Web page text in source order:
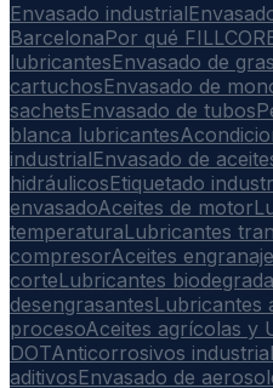
Envasado industrial
BarcelonaPor qué
lubricantesEnvasado de
cartuchosEnvasado de
sachetsEnvasado de tubos
blanca lubricantes
industrialEnvasado de
hidráulicosEtiquetado
envasadoAceites de motor
temperaturaLubricantes
compresorAceites
corteLubricantes
desengrasantesLubricantes
procesoAceites agrícolas y
DOTAnticorrosivos
aditivosEnvasado de